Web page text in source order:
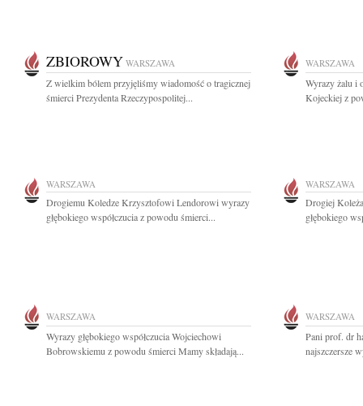
ZBIOROWY WARSZAWA
Z wielkim bólem przyjęliśmy wiadomość o tragicznej
śmierci Prezydenta Rzeczypospolitej...
WARSZAWA
Wyrazy żalu i
Kojeckiej z
WARSZAWA
Drogiemu Koledze Krzysztofowi Lendorowi wyrazy
głębokiego współczucia z powodu śmierci...
WARSZAWA
Drogiej
głębokiego
WARSZAWA
Wyrazy głębokiego współczucia Wojciechowi
Bobrowskiemu z powodu śmierci Mamy składają...
WARSZAWA
Pani prof. dr
najszczersze